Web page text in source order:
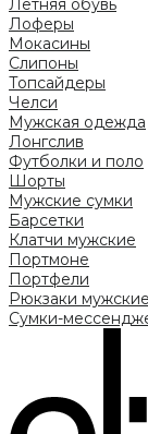
Летняя обувь
Лоферы
Мокасины
Слипоны
Топсайдеры
Челси
Мужская одежда
Лонгслив
Футболки и поло
Шорты
Мужские сумки
Барсетки
Клатчи мужские
Портмоне
Портфели
Рюкзаки мужские
Сумки-